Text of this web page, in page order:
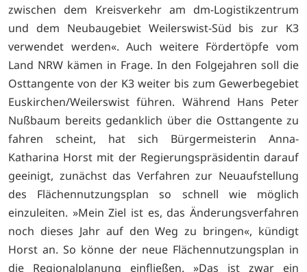
zwischen dem Kreisverkehr am dm-Logistikzentrum
und dem Neubaugebiet Weilerswist-Süd bis zur K3
verwendet werden«. Auch weitere Fördertöpfe vom
Land NRW kämen in Frage. In den Folgejahren soll die
Osttangente von der K3 weiter bis zum Gewerbegebiet
Euskirchen/Weilerswist führen. Während Hans Peter
Nußbaum bereits gedanklich über die Osttangente zu
fahren scheint, hat sich Bürgermeisterin Anna-
Katharina Horst mit der Regierungspräsidentin darauf
geeinigt, zunächst das Verfahren zur Neuaufstellung
des Flächennutzungsplan so schnell wie möglich
einzuleiten. »Mein Ziel ist es, das Änderungsverfahren
noch dieses Jahr auf den Weg zu bringen«, kündigt
Horst an. So könne der neue Flächennutzungsplan in
die Regionalplanung einfließen. »Das ist zwar ein